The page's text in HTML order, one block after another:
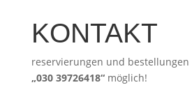
KONTAKT
reservierungen und bestellungen
„030 39726418“möglich!